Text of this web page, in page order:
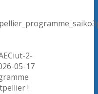
2-
05-17
!